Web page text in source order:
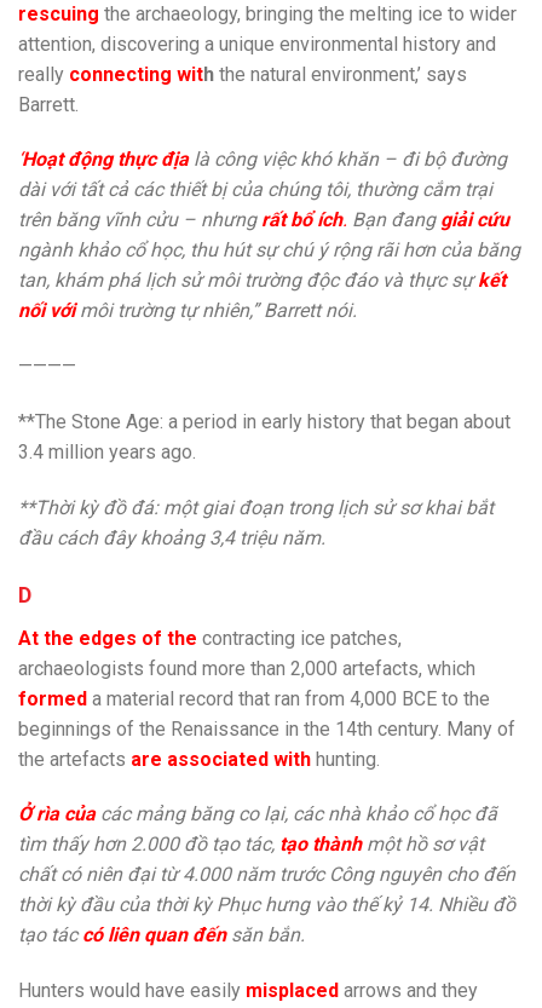
rescuing the archaeology, bringing the melting ice to wider
attention, discovering a unique environmental history and
really connecting with the natural environment,’ says
Barrett.
Hoạt động thực địalà công việc khó khăn – đi bộ đường
dài với tất cả các thiết bị của chúng tôi, thường cắm trại
trên băng vĩnh cửu – nhưng rất bổ ích. Bạn đang giải cứu
ngành khảo cổ học, thu hút sự chú ý rộng rãi hơn của băng
tan, khám phá lịch sử môi trường độc đáo và thực sựkết
nối vớimôi trường tự nhiên,” Barrett nói.
————
**The Stone Age: a period in early history that began about
3.4 million years ago.
**Thời kỳ đồ đá: một giai đoạn trong lịch sử sơ khai bắt
đầu cách đây khoảng 3,4 triệu năm.
D
At the edges of the contracting ice patches,
archaeologists found more than 2,000 artefacts, which
formed a material record that ran from 4,000 BCE to the
beginnings of the Renaissance in the 14th century. Many of
the artefacts are associated with hunting.
Ở rìa củacác mảng băng co lại, các nhà khảo cổ học đã
tìm thấy hơn 2.000 đồ tạo tác, tạo thành một hồ sơ vật
chất có niên đại từ 4.000 năm trước Công nguyên cho đến
thời kỳ đầu của thời kỳ Phục hưng vào thế kỷ 14. Nhiều đồ
tạo táccó liên quan đếnsăn bắn.
Hunters would have easily misplaced arrows and they